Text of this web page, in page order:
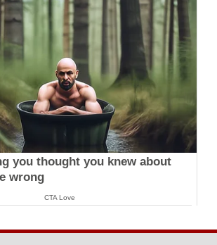
you thought you knew about
wrong
CTA Love